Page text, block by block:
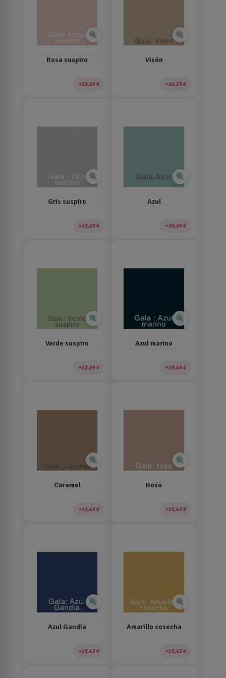
zoom_in
Rosa suspiro
10,29 €
zoom_in
Visón
10,29 €
zoom_in
Gris suspiro
10,29 €
zoom_in
Azul
10,29 €
zoom_in
Verde suspiro
10,29 €
zoom_in
Azul marino
15,43 €
zoom_in
Caramel
15,43 €
zoom_in
Rosa
15,43 €
zoom_in
Azul Gandía
15,43 €
zoom_in
Amarillo cosecha
15,43 €